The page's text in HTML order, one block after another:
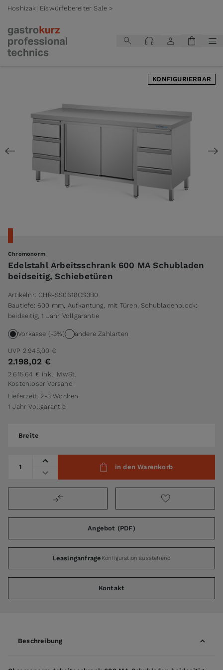
Hoshizaki Eiswürfebereiter Sale >
KONFIGURIERBAR
Chromonorm
Edelstahl Arbeitsschrank 600 MA Schubladen
beidseitig, Schiebetüren
Artikelnr: CHR-SS0618CS3B0
Bautiefe: 600 mm, Aufkantung, mit Türen, Schubladenblock:
beidseitig, 1 Jahr Vollgarantie
Vorkasse (-3%) andere Zahlarten
UVP 2.945,00 €
2.198,02 €
2.615,64 € inkl. MwSt.
Kostenloser Versand
Lieferzeit: 2-3 Wochen
1 Jahr Vollgarantie
Breite
in den Warenkorb
Angebot (PDF)
Leasinganfrage Konfiguration ausstehend
Kontakt
Beschreibung